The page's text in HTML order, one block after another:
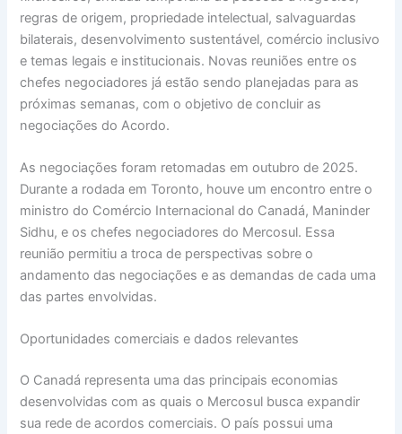
regras de origem, propriedade intelectual, salvaguardas
bilaterais, desenvolvimento sustentável, comércio inclusivo
e temas legais e institucionais. Novas reuniões entre os
chefes negociadores já estão sendo planejadas para as
próximas semanas, com o objetivo de concluir as
negociações do Acordo.
As negociações foram retomadas em outubro de 2025.
Durante a rodada em Toronto, houve um encontro entre o
ministro do Comércio Internacional do Canadá, Maninder
Sidhu, e os chefes negociadores do Mercosul. Essa
reunião permitiu a troca de perspectivas sobre o
andamento das negociações e as demandas de cada uma
das partes envolvidas.
Oportunidades comerciais e dados relevantes
O Canadá representa uma das principais economias
desenvolvidas com as quais o Mercosul busca expandir
sua rede de acordos comerciais. O país possui uma